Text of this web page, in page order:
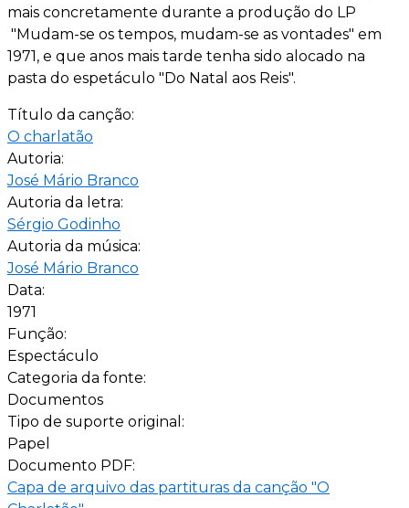
mais concretamente durante a produção do LP
"Mudam-se os tempos, mudam-se as vontades" em
1971, e que anos mais tarde tenha sido alocado na
pasta do espetáculo "Do Natal aos Reis".
Título da canção:
O charlatão
Autoria:
José Mário Branco
Autoria da letra:
Sérgio Godinho
Autoria da música:
José Mário Branco
Data:
1971
Função:
Espectáculo
Categoria da fonte:
Documentos
Tipo de suporte original:
Papel
Documento PDF:
Capa de arquivo das partituras da canção "O